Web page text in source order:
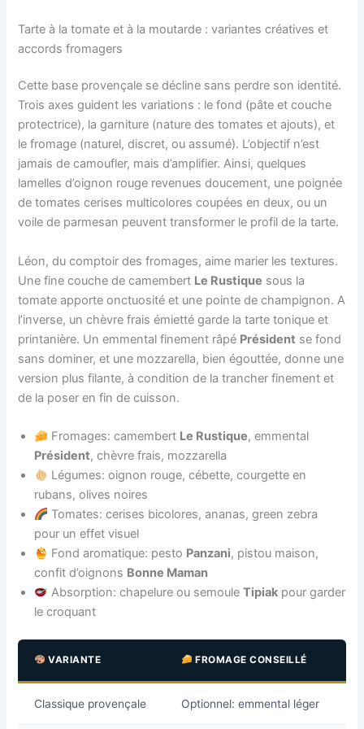
Tarte à la tomate et à la moutarde : variantes créatives et
accords fromagers
Cette base provençale se décline sans perdre son identité.
Trois axes guident les variations : le fond (pâte et couche
protectrice), la garniture (nature des tomates et ajouts), et
le fromage (naturel, discret, ou assumé). L’objectif n’est
jamais de camoufler, mais d’amplifier. Ainsi, quelques
lamelles d’oignon rouge revenues doucement, une poignée
de tomates cerises multicolores coupées en deux, ou un
voile de parmesan peuvent transformer le profil de la tarte.
Léon, du comptoir des fromages, aime marier les textures.
Une fine couche de camembert Le Rustique sous la
tomate apporte onctuosité et une pointe de champignon. A
l’inverse, un chèvre frais émietté garde la tarte tonique et
printanière. Un emmental finement râpé Président se fond
sans dominer, et une mozzarella, bien égouttée, donne une
version plus filante, à condition de la trancher finement et
de la poser en fin de cuisson.
Fromages: camembert Le Rustique, emmental
Président, chèvre frais, mozzarella
Légumes: oignon rouge, cébette, courgette en
rubans, olives noires
Tomates: cerises bicolores, ananas, green zebra
pour un effet visuel
Fond aromatique: pesto Panzani, pistou maison,
confit d’oignons Bonne Maman
Absorption: chapelure ou semouleTipiak pour garder
le croquant
VARIANTE FROMAGE CONSEILLÉ
Classique provençale Optionnel: emmental léger